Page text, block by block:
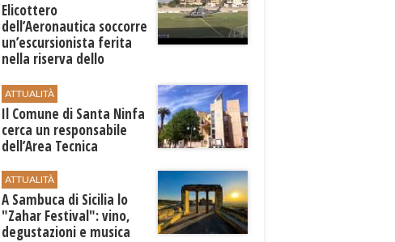
Elicottero
dell’Aeronautica soccorre
un’escursionista ferita
nella riserva dello
ATTUALITÀ
Il Comune di ​Santa Ninfa
cerca un responsabile
dell’Area Tecnica
ATTUALITÀ
A Sambuca di Sicilia lo
"Zahar Festival": vino,
degustazioni e musica